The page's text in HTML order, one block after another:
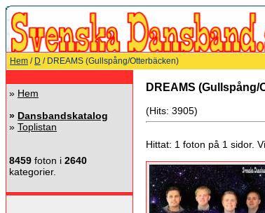
Hem / D / DREAMS (Gullspång/Otterbäcken)
» Hem
» Dansbandskatalog
» Toplistan
8459 foton i 2640
kategorier.
DREAMS (Gullspång/
(Hits: 3905)
Hittat: 1 foton på 1 sidor.